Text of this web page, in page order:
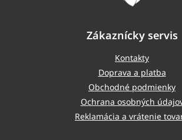
Zákaznícky servis
Kontakty
Doprava a platba
Obchodné podmienky
Ochrana osobných
Reklamácia a vrátenie